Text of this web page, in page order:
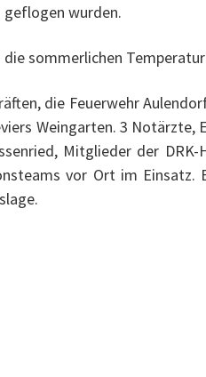
geflogen wurden.
sommerlichen
die Feuerwehr
Weingarten. 3 Notärzte,
Mitglieder der DRK-
vor Ort im Einsatz.